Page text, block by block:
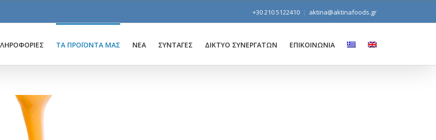
+30 210 5122410 | aktina@aktinafoods.gr
ΤΑ ΠΡΟΪΟΝΤΑ ΜΑΣ ΝΕΑ ΣΥΝΤΑΓΕΣ ΔΙΚΤΥΟ ΣΥΝΕΡΓΑΤΩΝ ΕΠΙΚΟΙΝΩΝΙΑ